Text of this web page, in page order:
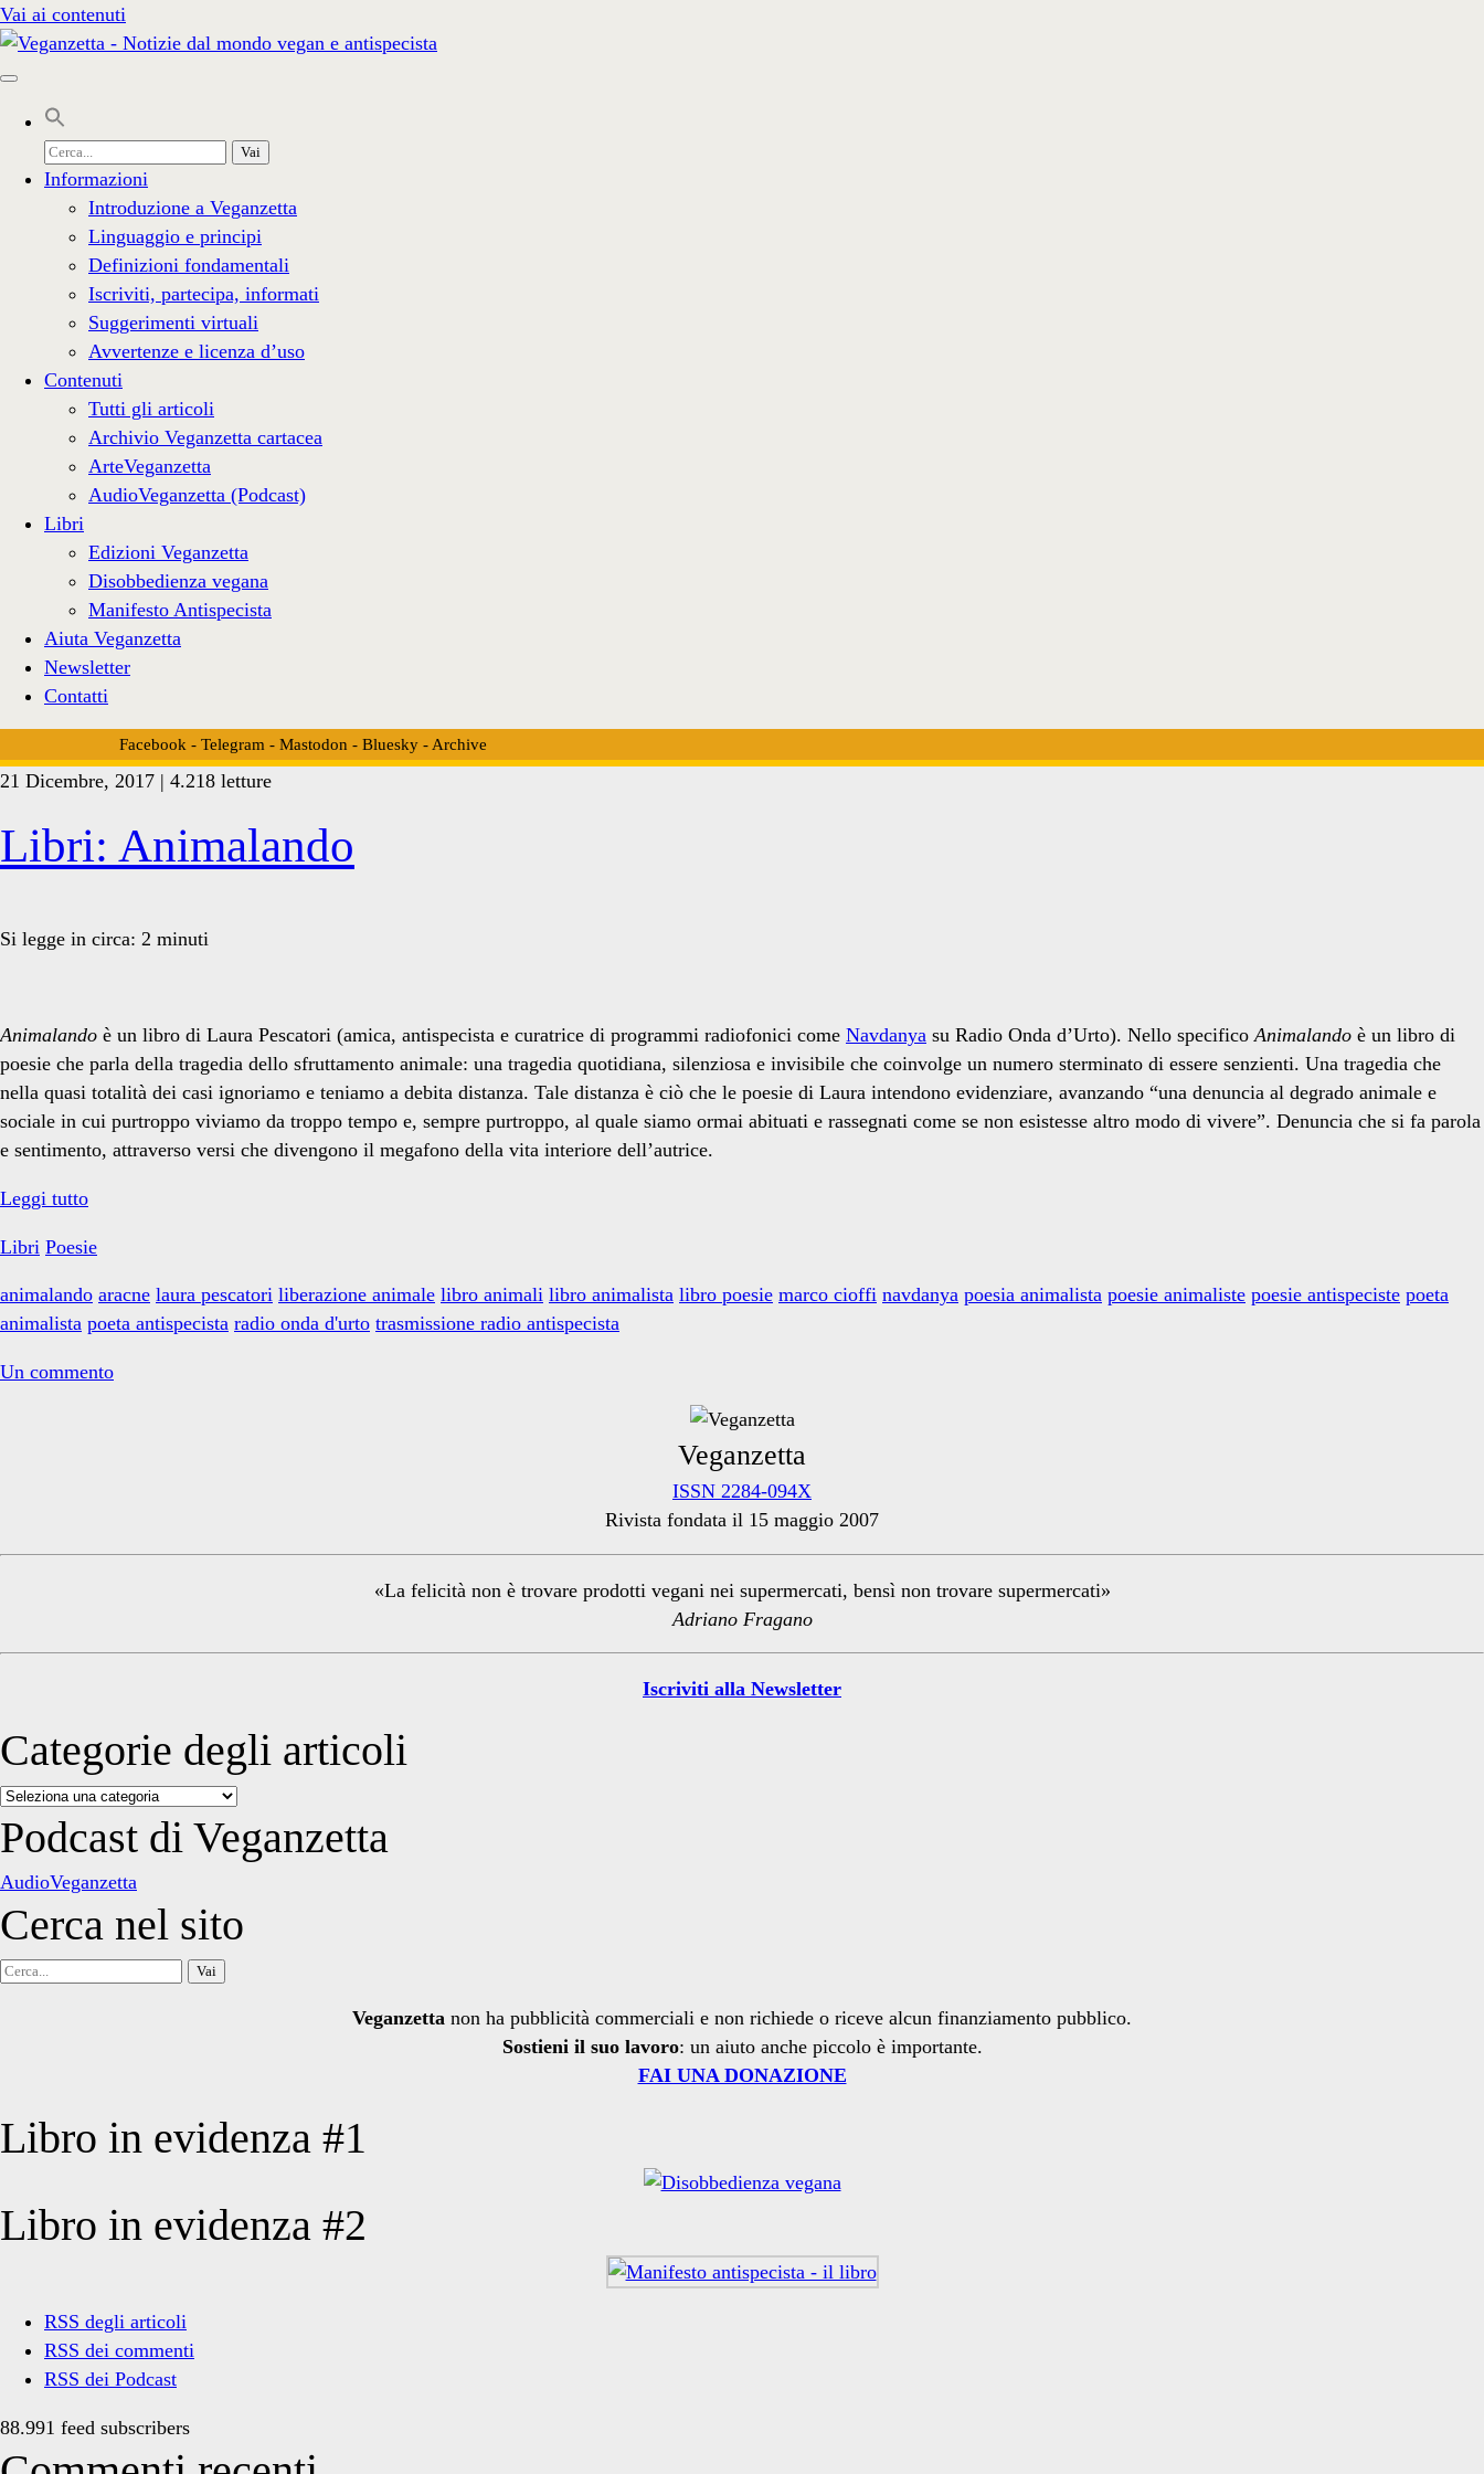
Vai ai contenuti
Cerca
per:
Informazioni
Introduzione a Veganzetta
Linguaggio e principi
Definizioni fondamentali
Iscriviti, partecipa, informati
Suggerimenti virtuali
Avvertenze e licenza d’uso
Contenuti
Tutti gli articoli
Archivio Veganzetta cartacea
ArteVeganzetta
AudioVeganzetta (Podcast)
Libri
Edizioni Veganzetta
Disobbedienza vegana
Manifesto Antispecista
Aiuta Veganzetta
Newsletter
Contatti
Facebook - Telegram - Mastodon - Bluesky- Archive
Tag:
21 Dicembre, 2017 | 4.218 letture
Libri: Animalando
Si legge in circa: 2 minuti
Animalando è un libro di Laura Pescatori (amica, antispecista e curatrice di programmi radiofonici come Navdanya su Radio Onda d’Urto). Nello specificoAnimalando è un libro di
poesie che parla della tragedia dello sfruttamento animale: una tragedia quotidiana, silenziosa e invisibile che coinvolge un numero sterminato di essere senzienti. Una tragedia che
nella quasi totalità dei casi ignoriamo e teniamo a debita distanza. Tale distanza è ciò che le poesie di Laura intendono evidenziare, avanzando “una denuncia al degrado animale e
sociale in cui purtroppo viviamo da troppo tempo e, sempre purtroppo, al quale siamo ormai abituati e rassegnati come se non esistesse altro modo di vivere”. Denuncia che si fa parola
e sentimento, attraverso versi che divengono il megafono della vita interiore dell’autrice.
Leggi tuttoLibri:
Libri Poesie
animalando aracne laura pescatori liberazione animale libro animali libro animalista libro poesie marco cioffi navdanya poesia animalista poesie animaliste poesie antispeciste poeta
animalista poeta antispecista radio onda d'urto trasmissione radio antispecista
Un commento
Sidebar
Veganzetta
ISSN 2284-094X
Rivista fondata il 15 maggio 2007
«La felicità non è trovare prodotti vegani nei supermercati, bensì non trovare supermercati»
Adriano Fragano
Iscriviti alla Newsletter
Categorie degli articoli
Categorie
degli
articoli
Podcast di Veganzetta
AudioVeganzetta
Cerca nel sito
Cerca
Veganzetta non ha pubblicità commerciali e non richiede o riceve alcun finanziamento pubblico.
Sostieni il suo lavoro: un aiuto anche piccolo è importante.
FAI UNA DONAZIONE
Libro in evidenza #1
Libro in evidenza #2
RSS degli articoli
RSS dei commenti
RSS dei Podcast
88.991 feed subscribers